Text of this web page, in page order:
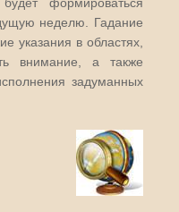
неделю. Гадание
указания в областях,
внимание, а также
задуманных